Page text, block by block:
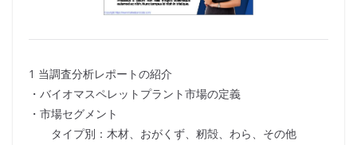
1 当調査分析レポートの紹介
・バイオマスペレットプラント市場の定義
・市場セグメント
タイプ別：木材、おがくず、籾殻、わら、その他